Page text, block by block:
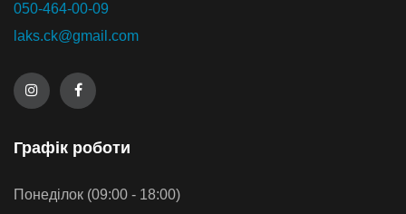
050-464-00-09
laks.ck@gmail.com
Графiк роботи
Понеділок (09:00 - 18:00)